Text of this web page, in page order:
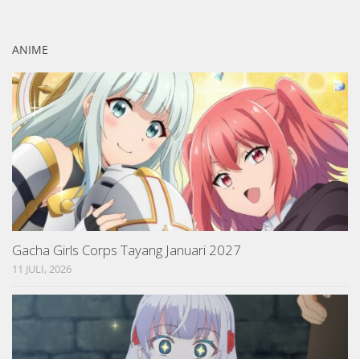
ANIME
Gacha Girls Corps Tayang Januari 2027
11 JULI, 2026